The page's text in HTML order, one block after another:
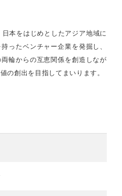
本をはじめとしたアジア地域に
ったベンチャー企業を発掘し、
輪からの互恵関係を創造しなが
の創出を目指してまいります。